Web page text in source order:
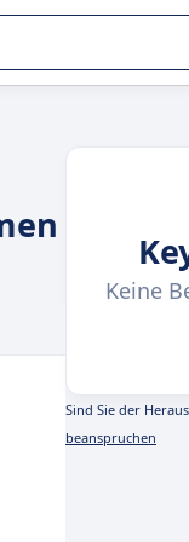
Keine
Sind Sie der
beanspruchen